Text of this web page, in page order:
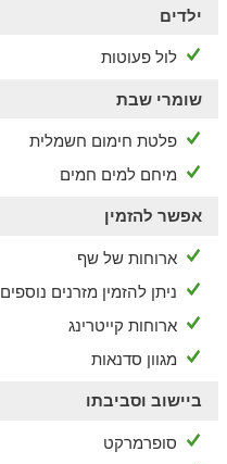
ילדים
לול פעוטות
שומרי שבת
פלטת חימום חשמלית
מיחם למים חמים
אפשר להזמין
ארוחות של שף
ניתן להזמין מזרנים נוספים
ארוחות קייטרינג
מגוון סדנאות
ביישוב וסביבתו
סופרמרקט